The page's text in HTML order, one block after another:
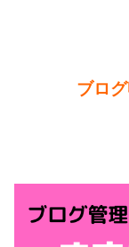
ブロ